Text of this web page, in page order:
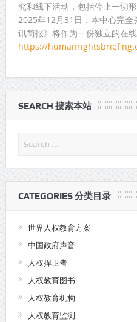
究和线下活动，包括停止一切
2025年12月31日，本中心完
讯简报》将作为一份独立的在
https://
SEARCH 搜索本站
CATEGORIES 分类目录
世界人权教育方案
中国政府声音
人权捍卫者
人权教育图书
人权教育机构
人权教育监测